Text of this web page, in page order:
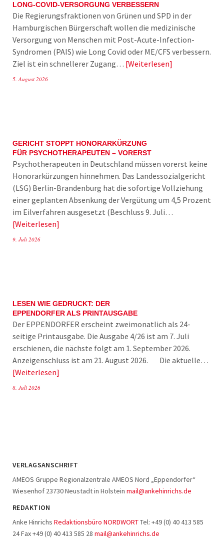
LONG-COVID-VERSORGUNG VERBESSERN
Die Regierungsfraktionen von Grünen und SPD in der
Hamburgischen Bürgerschaft wollen die medizinische
Versorgung von Menschen mit Post-Acute-Infection-
Syndromen (PAIS) wie Long Covid oder ME/CFS verbessern.
Ziel ist ein schnellerer Zugang… Weiterlesen
5. August 2026
GERICHT STOPPT HONORARKÜRZUNG
FÜR PSYCHOTHERAPEUTEN – VORERST
Psychotherapeuten in Deutschland müssen vorerst keine
Honorarkürzungen hinnehmen. Das Landessozialgericht
(LSG) Berlin-Brandenburg hat die sofortige Vollziehung
einer geplanten Absenkung der Vergütung um 4,5 Prozent
im Eilverfahren ausgesetzt (Beschluss 9. Juli…
Weiterlesen
9. Juli 2026
LESEN WIE GEDRUCKT: DER
EPPENDORFER ALS PRINTAUSGABE
Der EPPENDORFER erscheint zweimonatlich als 24-
seitige Printausgabe. Die Ausgabe 4/26 ist am 7. Juli
erschienen, die nächste folgt am 1. September 2026.
Anzeigenschluss ist am 21. August 2026. Die aktuelle…
Weiterlesen
8. Juli 2026
VERLAGSANSCHRIFT
AMEOS Gruppe Regionalzentrale AMEOS Nord „Eppendorfer“
Wiesenhof 23730 Neustadt in Holstein mail@ankehinrichs.de
REDAKTION
Anke Hinrichs Redaktionsbüro NORDWORTTel: +49 (0) 40 413 585
24 Fax +49 (0) 40 413 585 28 mail@ankehinrichs.de